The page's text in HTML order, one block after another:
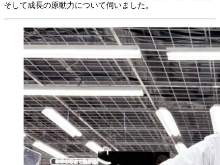
そして成長の原動力について伺いました。